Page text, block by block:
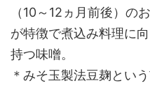
（10～12ヵ月前後）の
が特徴で煮込み料理に
持つ味噌。
＊みそ玉製法豆麹とい